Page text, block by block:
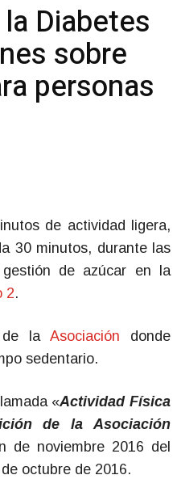
Diabetes
sobre
personas
de actividad ligera,
30 minutos, durante las
de azúcar en la
2.
de laAsociación donde
sedentario.
«Actividad Física
de la Asociación
de noviembre 2016 del
octubre de 2016.